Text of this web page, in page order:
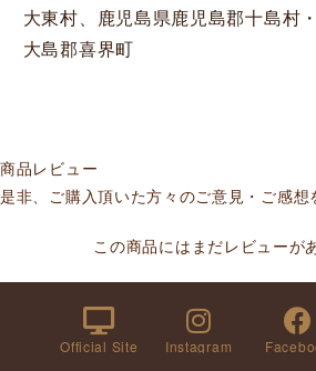
大東村、鹿児島県鹿児島郡十島村
大島郡喜界町
商品レビュー
是非、ご購入頂いた方々のご意見・ご感想
この商品にはまだレビューが
Official Site Instagram